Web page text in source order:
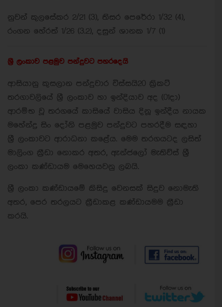
නුවන් කුලසේකර 2/21 (3), තිසර පෙරේරා 1/32 (4),
රංගන හේරත් 1/26 (3.2), දසුන් ශානක 1/7 (1)
ශ්‍රී ලංකාව පළමුව පන්දුවට පහරදෙයි
ආසියානු කුසලාන පන්දුවාර විස්සයි20 ක්‍රිකට්
තරගාවලියේ ශ්‍රී ලංකාව හා ඉන්දියාව අද (01දා)
ආරම්භ වූ තරගයේ කාසියේ වාසිය දිනූ ඉන්දීය නායක
මහේන්ද්‍ර සිං දෝනි පළමුව පන්දුවට පහරදීම සඳහා
ශ්‍රී ලංකාවට ආරාධනා කළේය. මෙම තරගයටද ලසිත්
මාලිංග ක්‍රීඩා නොකර අතර, ඇන්ජලෝ මැතිව්ස් ශ්‍රී
ලංකා කණ්ඩායම මෙහෙයවනු ලබයි.
ශ්‍රී ලංකා කණ්ඩායමේ කිසිදු වෙනසක් සිදුව නොමැති
අතර, පෙර තරලයට ක්‍රීඩාකළ කණ්ඩායමම ක්‍රීඩා
කරයි.